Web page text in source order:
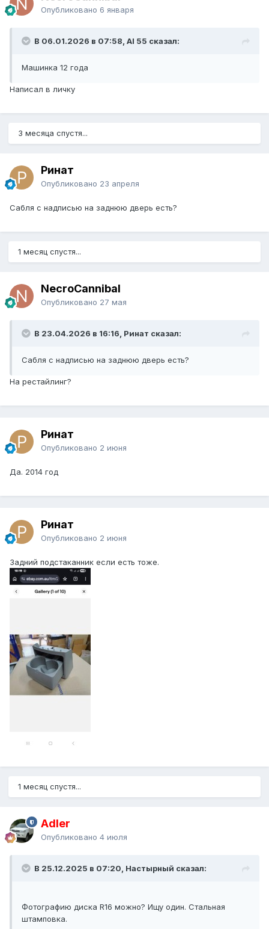
Опубликовано 6 января
В 06.01.2026 в 07:58, Al 55 сказал:
Машинка 12 года
Написал в личку
3 месяца спустя...
Ринат
Опубликовано 23 апреля
Сабля с надписью на заднюю дверь есть?
1 месяц спустя...
NecroCannibal
Опубликовано 27 мая
В 23.04.2026 в 16:16, Ринат сказал:
Сабля с надписью на заднюю дверь есть?
На рестайлинг?
Ринат
Опубликовано 2 июня
Да. 2014 год
Ринат
Опубликовано 2 июня
Задний подстаканник если есть тоже.
1 месяц спустя...
Adler
Опубликовано 4 июля
В 25.12.2025 в 07:20, Настырный сказал:
Фотографию диска R16 можно? Ищу один. Стальная
штамповка.